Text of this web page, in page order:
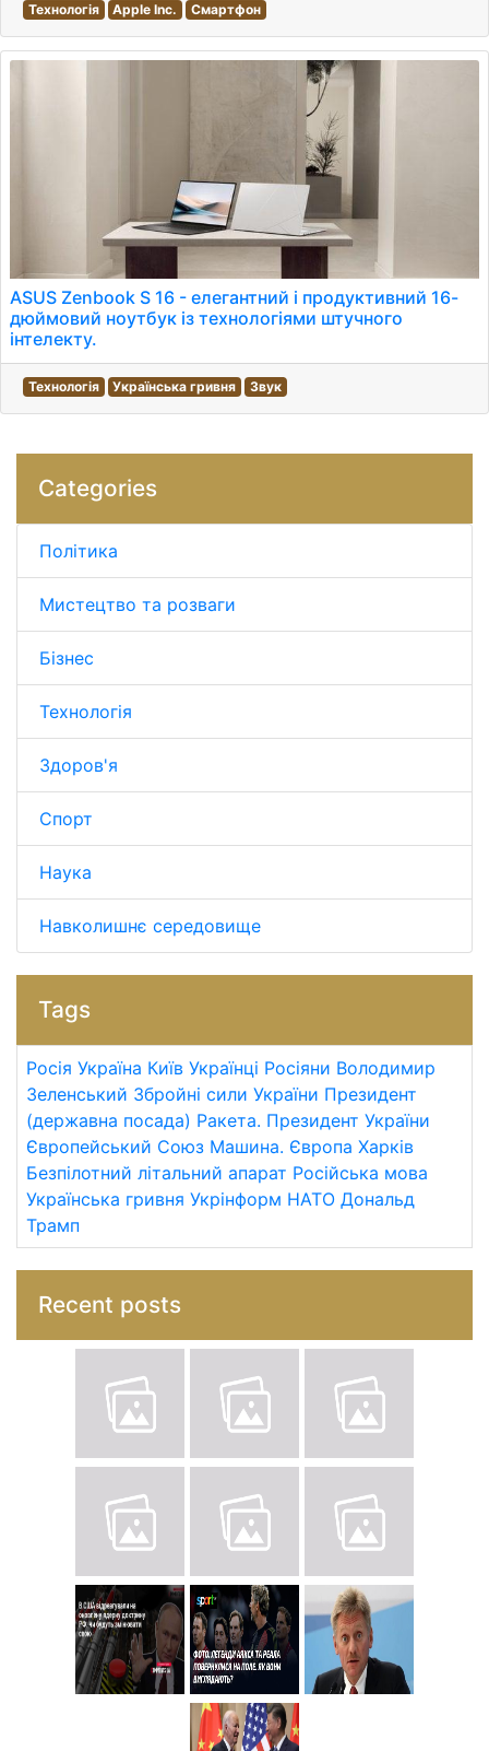
Технологія Apple Inc. Смартфон
ASUS Zenbook S 16 - елегантний і продуктивний 16-
дюймовий ноутбук із технологіями штучного
інтелекту.
Технологія Українська гривня Звук
Categories
Політика
Мистецтво та розваги
Бізнес
Технологія
Здоров'я
Спорт
Наука
Навколишнє середовище
Tags
Росія Україна Київ Українці Росіяни Володимир
Зеленський Збройні сили України Президент
(державна посада) Ракета. Президент України
Європейський Союз Машина. Європа Харків
Безпілотний літальний апарат Російська мова
Українська гривня Укрінформ НАТО Дональд
Трамп
Recent posts